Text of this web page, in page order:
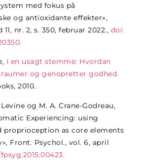
med fokus på
og antioxidante effekter»,
nr. 2, s. 350, februar 2022., doi:
I en usagt stemme: Hvordan
og genopretter godhed.
2010.
og M. A. Crane-Godreau,
Experiencing: using
proprioception as core elements
Front. Psychol., vol. 6, april